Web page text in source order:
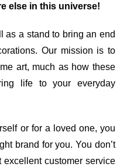
else in this universe!
a stand to bring an end
Our mission is to
art, much as how these
life to your everyday
or for a loved one, you
brand for you. You don’t
customer service